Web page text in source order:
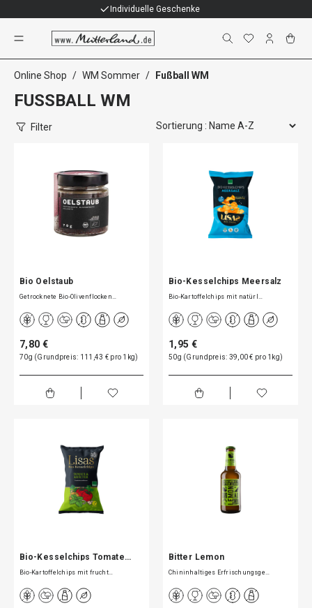
Individuelle Geschenke
Fußball WM
Online Shop / WM Sommer / Fußball WM
FUSSBALL WM
Filter
Bio Oelstaub
Getrocknete Bio-Olivenflocken…
7,80 €
70g (Grundpreis: 111,43 € pro 1kg)
Bio-Kesselchips Meersalz
Bio-Kartoffelchips mit natürl…
1,95 €
50g (Grundpreis: 39,00 € pro 1kg)
Bio-Kesselchips Tomate…
Bio-Kartoffelchips mit frucht…
Bitter Lemon
Chininhaltiges Erfrischungsge…